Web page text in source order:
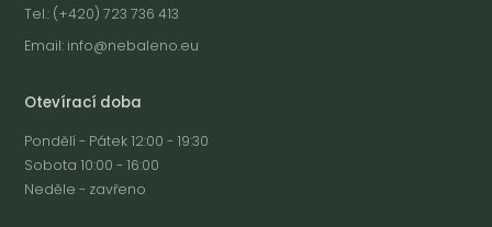
Tel.: (+420) 723 736 413
Email: info@nebaleno.eu
Otevírací doba
Pondělí - Pátek 12:00 - 19:30
Sobota 10:00 - 16:00
Neděle - zavřeno